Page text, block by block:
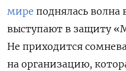
мире поднялась
выступают в защиту
Не приходится
на организацию,